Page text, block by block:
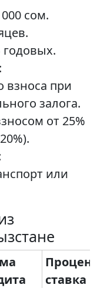
сом.
годовых.
взноса при
залога.
от 25%
или
ставка